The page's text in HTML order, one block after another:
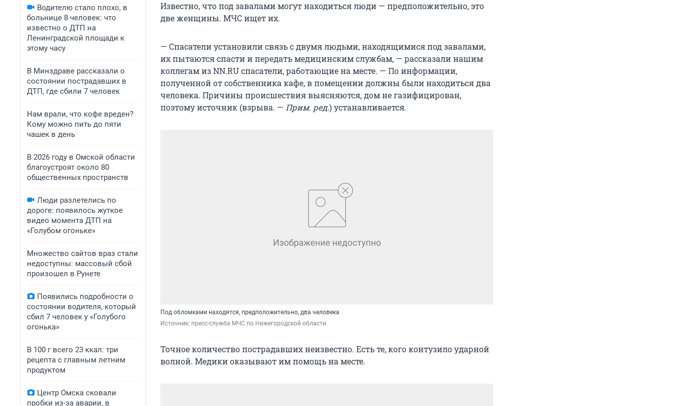
Водителю стало плохо, в
больнице 8 человек: что
известно о ДТП на
Ленинградской площади к
этому часу
В Минздраве рассказали о
состоянии пострадавших в
ДТП, где сбили 7 человек
Нам врали, что кофе вреден?
Кому можно пить до пяти
чашек в день
В 2026 году в Омской области
благоустроят около 80
общественных пространств
Люди разлетелись по
дороге: появилось жуткое
видео момента ДТП на
«Голубом огоньке»
Множество сайтов враз стали
недоступны: массовый сбой
произошел в Рунете
Появились подробности о
состоянии водителя, который
сбил 7 человек у «Голубого
огонька»
В 100 г всего 23 ккал: три
рецепта с главным летним
продуктом
Центр Омска сковали
пробки из-за аварии, в
Известно, что под завалами могут находиться люди — предположительно, это
две женщины. МЧС ищет их.
— Спасатели установили связь с двумя людьми, находящимися под завалами,
их пытаются спасти и передать медицинским службам, — рассказали нашим
коллегам из NN.RU спасатели, работающие на месте. — По информации,
полученной от собственника кафе, в помещении должны были находиться два
человека. Причины происшествия выясняются, дом не газифицирован,
поэтому источник (взрыва. — Прим. ред.) устанавливается.
Под обломками находятся, предположительно, два человека
Источник: пресс-служба МЧС по Нижегородской области
Точное количество пострадавших неизвестно. Есть те, кого контузило ударной
волной. Медики оказывают им помощь на месте.